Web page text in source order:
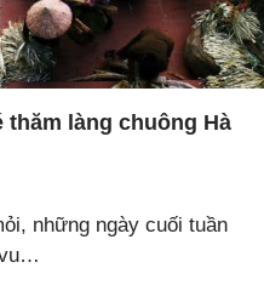
làng chuông Hà
những ngày cuối tuần